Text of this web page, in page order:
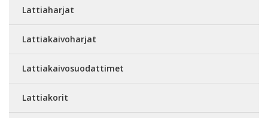
Lattiaharjat
Lattiakaivoharjat
Lattiakaivosuodattimet
Lattiakorit